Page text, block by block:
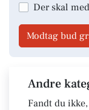
Der skal
Modtag bud
Andre
Fandt du